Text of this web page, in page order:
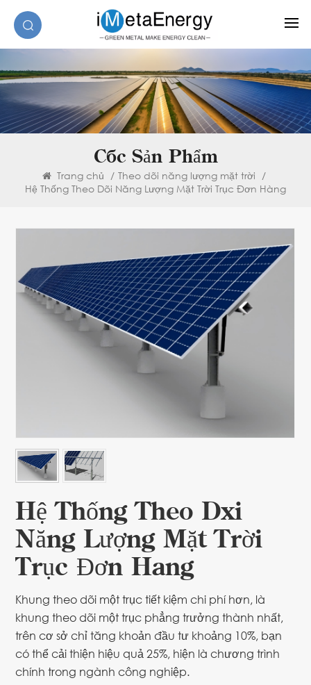
Các Sản Phẩm
Trang chủ / Theo dõi năng lượng mặt trời /
Hệ Thống Theo Dõi Năng Lượng Mặt Trời Trục Đơn Hàng
Hệ Thống Theo Dõi
Năng Lượng Mặt Trời
Trục Đơn Hàng
Khung theo dõi một trục tiết kiệm chi phí hơn, là
khung theo dõi một trục phẳng trưởng thành nhất,
trên cơ sở chỉ tăng khoản đầu tư khoảng 10%, bạn
có thể cải thiện hiệu quả 25%, hiện là chương trình
chính trong ngành công nghiệp.